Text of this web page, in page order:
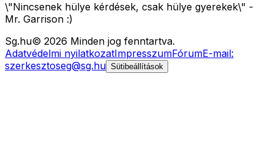
\"Nincsenek hülye kérdések, csak hülye gyerekek\" -
Mr. Garrison :)
Sg.hu© 2026 Minden jog fenntartva.
Adatvédelmi nyilatkozatImpresszumFórumE-mail:
szerkesztoseg@sg.hu Sütibeállítások